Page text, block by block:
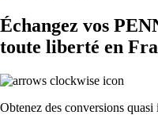
Échangez vos
toute liberté en
Obtenez des conversions quasi